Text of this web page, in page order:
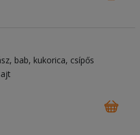
bab kukorica csípős